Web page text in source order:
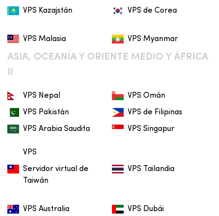
VPS Kazajstán VPS de Corea
VPS Malasia VPS Myanmar
ASIA, OCEANÍA Y ORIENTE MEDIO Y ÁFRICA
VPS Nepal VPS Omán
VPS Pakistán VPS de Filipinas
VPS Arabia Saudita
VPS
VPS Singapur
Servidor virtual de
Taiwán
VPS Tailandia
VPS Australia VPS Dubái